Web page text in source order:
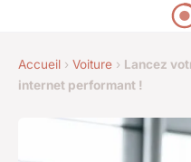
Accueil › Voiture › Lancez
internet performant !